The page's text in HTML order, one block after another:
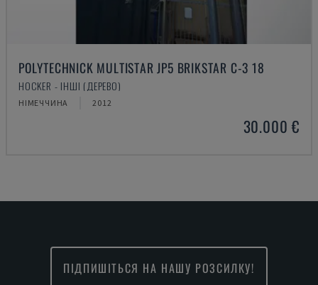
POLYTECHNICK MULTISTAR JP5 BRIKSTAR C-3 18
HOCKER - ІНШІ (ДЕРЕВО)
НІМЕЧЧИНА 2012
30.000 €
ПІДПИШІТЬСЯ НА НАШУ РОЗСИЛКУ!